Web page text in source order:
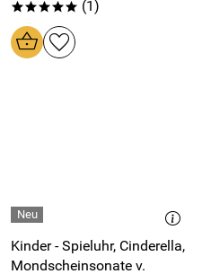
***** (1)
Kinder - Spieluhr, Cinderella,
Mondscheinsonate v.